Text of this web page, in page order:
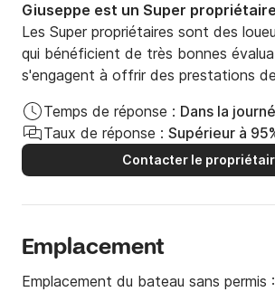
Giuseppe est un Super propriétaire
Les Super propriétaires sont des
qui bénéficient de très bonnes
s'engagent à offrir des prestations
Temps de réponse : Dans la
Taux de réponse : Supérieur à
Contacter le
Emplacement
Emplacement du bateau sans permis :